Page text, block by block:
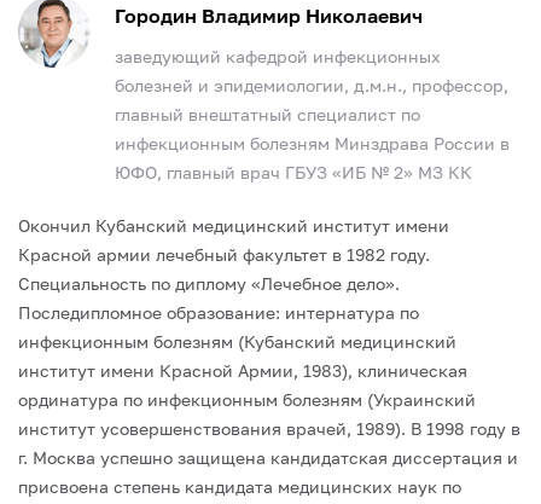
Городин Владимир Николаевич
заведующий кафедрой инфекционных
болезней и эпидемиологии, д.м.н., профессор,
главный внештатный специалист по
инфекционным болезням Минздрава России в
ЮФО, главный врач ГБУЗ «ИБ № 2» МЗ КК
Окончил Кубанский медицинский институт имени
Красной армии лечебный факультет в 1982 году.
Специальность по диплому «Лечебное дело».
Последипломное образование: интернатура по
инфекционным болезням (Кубанский медицинский
институт имени Красной Армии, 1983), клиническая
ординатура по инфекционным болезням (Украинский
институт усовершенствования врачей, 1989). В 1998 году в
г. Москва успешно защищена кандидатская диссертация и
присвоена степень кандидата медицинских наук по